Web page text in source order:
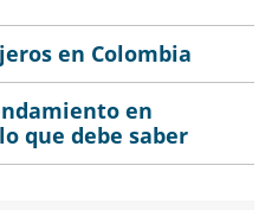
en Colombia
en
que debe saber